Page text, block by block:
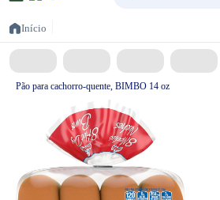
Início
Pão para cachorro-quente, BIMBO 14 oz